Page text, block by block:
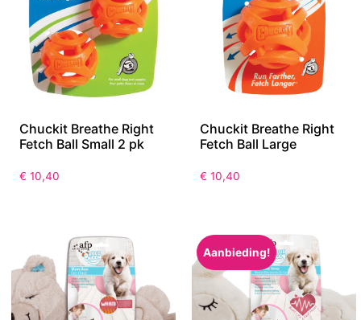
Chuckit Breathe Right
Fetch Ball Small 2 pk
€ 10,40
Chuckit Breathe Right
Fetch Ball Large
€ 10,40
Aanbieding!